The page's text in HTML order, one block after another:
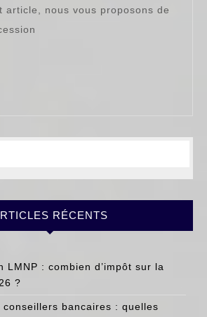
article, nous vous proposons de
RÉCENTS
LMNP : combien d’impôt sur la
?
conseillers bancaires : quelles